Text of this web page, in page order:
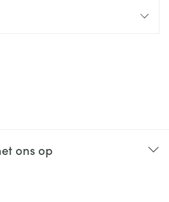
ons op